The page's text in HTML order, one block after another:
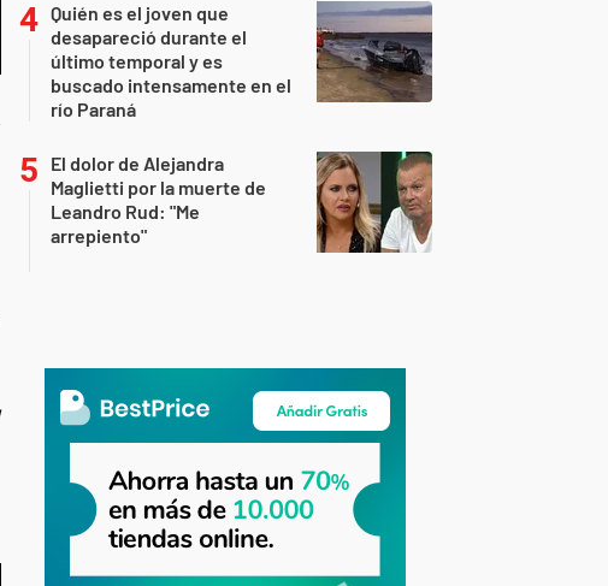
Quién es el joven que
desapareció durante el
último temporal y es
buscado intensamente en el
río Paraná
El dolor de Alejandra
Maglietti por la muerte de
Leandro Rud: "Me
arrepiento"